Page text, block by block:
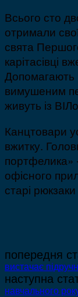
Всього сто
отримали
свята
карітасівці
Допомагають
вимушеним
живуть із
Канцтовари
вжитку.
портфелика»
офісного
старі
попередня
вистачає
наступна
навчального